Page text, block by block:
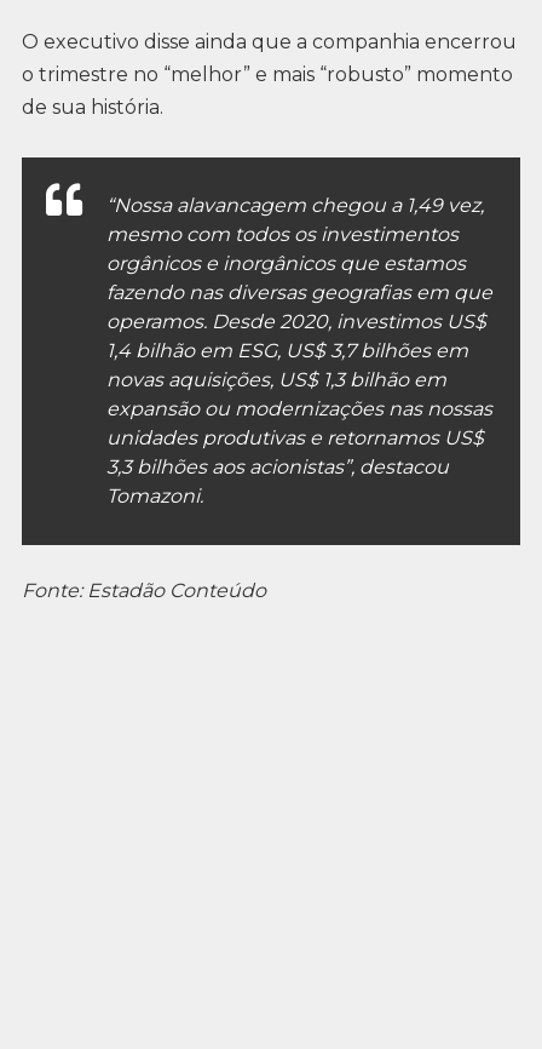
O executivo disse ainda que a companhia encerrou
o trimestre no “melhor” e mais “robusto” momento
de sua história.
“Nossa alavancagem chegou a 1,49 vez,
mesmo com todos os investimentos
orgânicos e inorgânicos que estamos
fazendo nas diversas geografias em que
operamos. Desde 2020, investimos US$
1,4 bilhão em ESG, US$ 3,7 bilhões em
novas aquisições, US$ 1,3 bilhão em
expansão ou modernizações nas nossas
unidades produtivas e retornamos US$
3,3 bilhões aos acionistas”, destacou
Tomazoni.
Fonte: Estadão Conteúdo